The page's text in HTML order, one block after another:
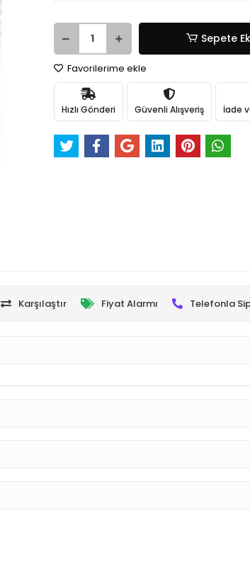
Sepete
Favorilerime ekle
Hızlı Gönderi Güvenli Alışveriş İade
Karşılaştır Fiyat Alarmı Telefonla